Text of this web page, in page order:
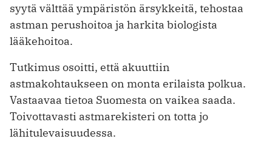
syytä välttää ympäristön ärsykkeitä, tehostaa
astman perushoitoa ja harkita biologista
lääkehoitoa.
Tutkimus osoitti, että akuuttiin
astmakohtaukseen on monta erilaista polkua.
Vastaavaa tietoa Suomesta on vaikea saada.
Toivottavasti astmarekisteri on totta jo
lähitulevaisuudessa.